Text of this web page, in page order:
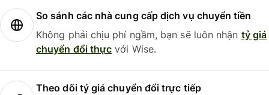
So sánh các nhà cung cấp dịch vụ chuyển tiền
Không phải chịu phí ngầm, bạn sẽ luôn nhận tỷ giá
chuyển đổi thực với Wise.
Theo dõi tỷ giá chuyển đổi trực tiếp